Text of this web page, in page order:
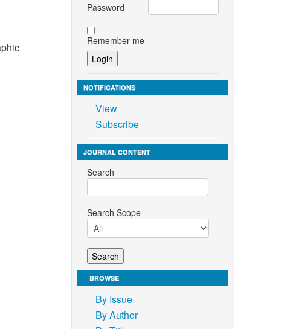
Password
Remember me
NOTIFICATIONS
View
Subscribe
JOURNAL CONTENT
Search
Search Scope
BROWSE
By Issue
By Author